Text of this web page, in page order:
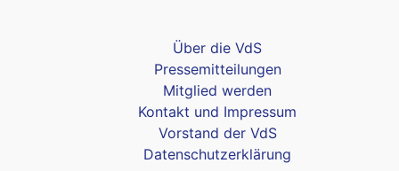
Über die VdS
Pressemitteilungen
Mitglied werden
Kontakt und Impressum
Vorstand der VdS
Datenschutzerklärung